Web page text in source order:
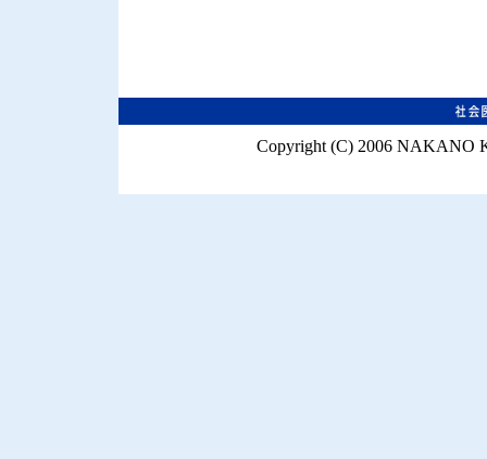
Copyright (C) 2006 NAKANO